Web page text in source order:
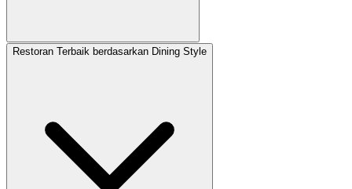
Restoran Terbaik berdasarkan Dining Style